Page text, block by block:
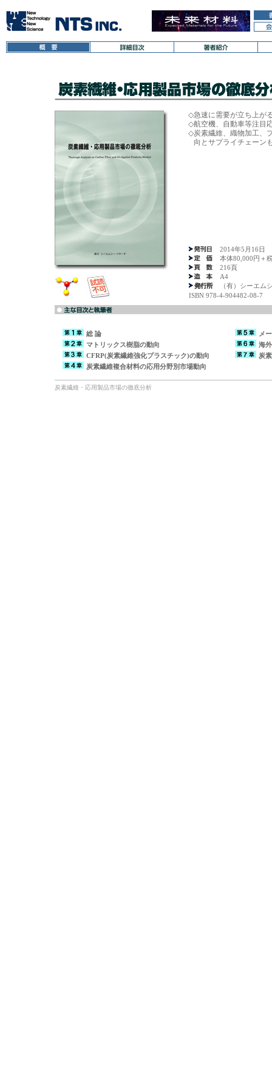
◇急速に需要が立ち上が
◇航空機、自動車等注目
◇炭素繊維、織物加工、
向とサプライチェーン
2014年5月16日
本体80,000円＋
216頁
A4
（有）シーエム
ISBN 978-4-904482-08-7
総 論
マトリックス樹脂の動向
CFRP(炭素繊維強化プラスチック)の動向
炭素繊維複合材料の応用分野別市場動向
メ
海
炭
炭素繊維・応用製品市場の徹底分析